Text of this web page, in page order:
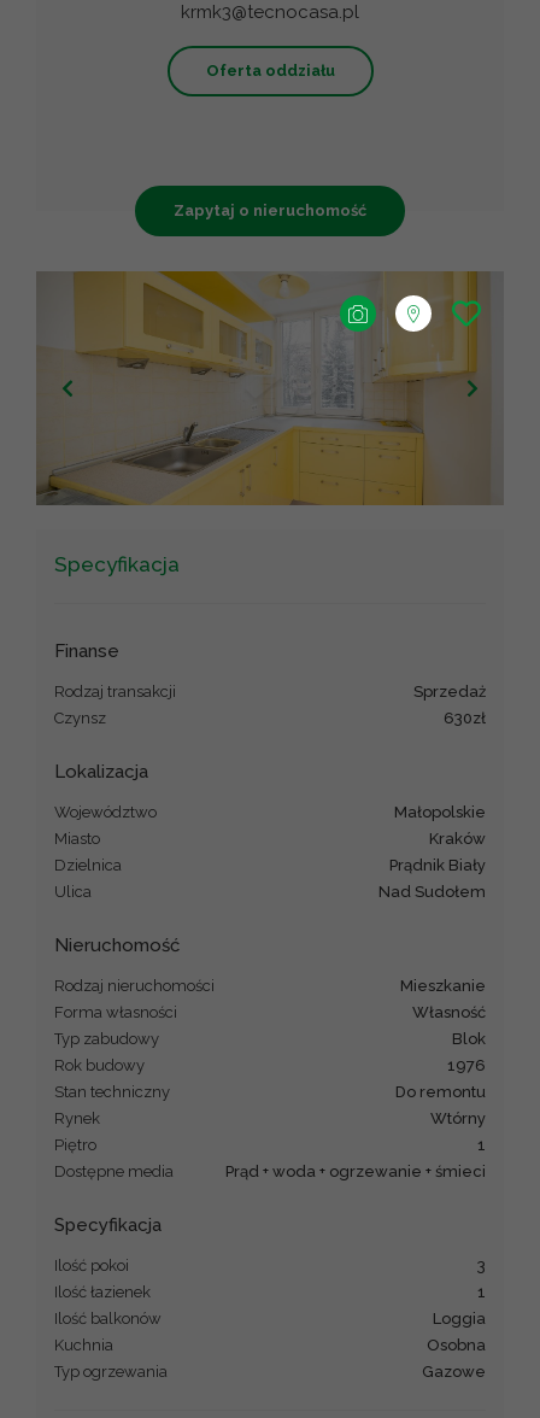
krmk3@tecnocasa.pl
Oferta oddziału
Zapytaj o nieruchomość
Leaflet OpenStreetMap
Specyfikacja
Finanse
Rodzaj transakcji
sprzedaż
Czynsz
630zł
Lokalizacja
Województwo
małopolskie
Miasto
Kraków
Dzielnica
Prądnik Biały
Ulica
Nad Sudołem
Nieruchomość
Rodzaj nieruchomości
mieszkanie
Forma własności
Własność
Typ zabudowy
blok
Rok budowy
1976
Stan techniczny
Do remontu
Rynek
Wtórny
Piętro
1
Dostępne media
prąd + woda + ogrzewanie + śmieci
Specyfikacja
Ilość pokoi
3
Ilość łazienek
1
Ilość balkonów
Loggia
Kuchnia
Osobna
Typ ogrzewania
Gazowe